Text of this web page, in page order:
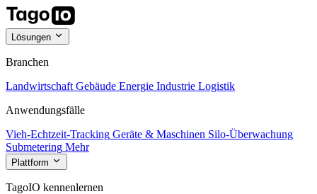
Lösungen
Branchen
Landwirtschaft Gebäude Energie Industrie Logistik
Anwendungsfälle
Vieh-Echtzeit-Tracking Geräte & Maschinen Silo-Überwachung
Submetering Mehr
Plattform
TagoIO kennenlernen